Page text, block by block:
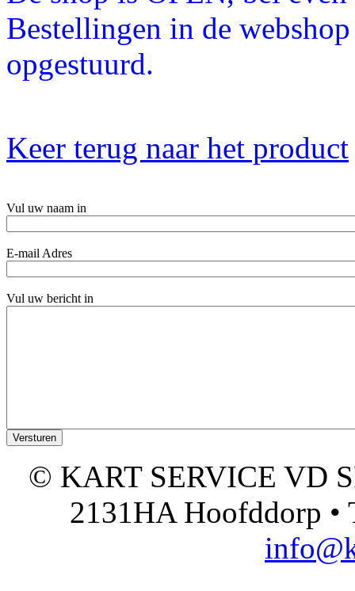
Bestellingen in de
opgestuurd.
Keer terug naar het product
Vul uw naam in
E-mail Adres
Vul uw bericht in
© KART SERVICE VD
2131HA Hoofddorp •